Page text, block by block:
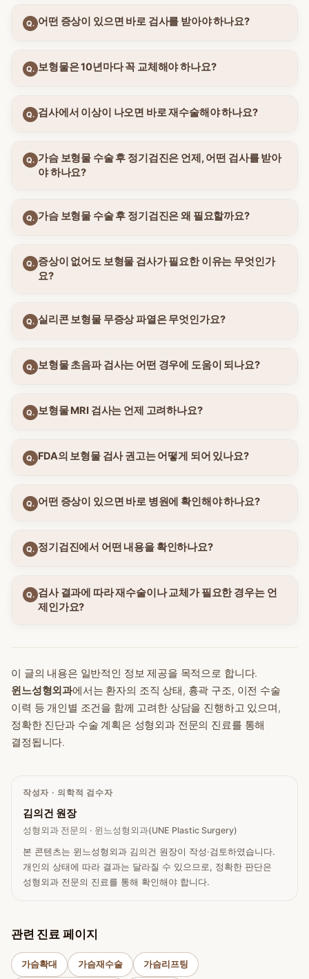
Q. 어떤 증상이 있으면 바로 검사를 받아야 하나요?
Q. 보형물은 10년마다 꼭 교체해야 하나요?
Q. 검사에서 이상이 나오면 바로 재수술해야 하나요?
Q. 가슴 보형물 수술 후 정기검진은 언제, 어떤 검사를 받아
야 하나요?
Q. 가슴 보형물 수술 후 정기검진은 왜 필요할까요?
Q. 증상이 없어도 보형물 검사가 필요한 이유는 무엇인가
요?
Q. 실리콘 보형물 무증상 파열은 무엇인가요?
Q. 보형물 초음파 검사는 어떤 경우에 도움이 되나요?
Q. 보형물 MRI 검사는 언제 고려하나요?
Q. FDA의 보형물 검사 권고는 어떻게 되어 있나요?
Q. 어떤 증상이 있으면 바로 병원에 확인해야 하나요?
Q. 정기검진에서 어떤 내용을 확인하나요?
Q. 검사 결과에 따라 재수술이나 교체가 필요한 경우는 언
제인가요?
이 글의 내용은 일반적인 정보 제공을 목적으로 합니다.
윈느성형외과에서는 환자의 조직 상태, 흉곽 구조, 이전 수술
이력 등 개인별 조건을 함께 고려한 상담을 진행하고 있으며,
정확한 진단과 수술 계획은 성형외과 전문의 진료를 통해
결정됩니다.
작성자 · 의학적 검수자
김의건 원장
성형외과 전문의 · 윈느성형외과(UNE Plastic Surgery)
본 콘텐츠는 윈느성형외과 김의건 원장이 작성·검토하였습니다.
개인의 상태에 따라 결과는 달라질 수 있으므로, 정확한 판단은
성형외과 전문의 진료를 통해 확인해야 합니다.
관련 진료 페이지
가슴확대 가슴재수술 가슴리프팅